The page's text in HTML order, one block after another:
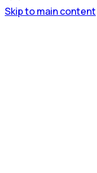
Skip to main content